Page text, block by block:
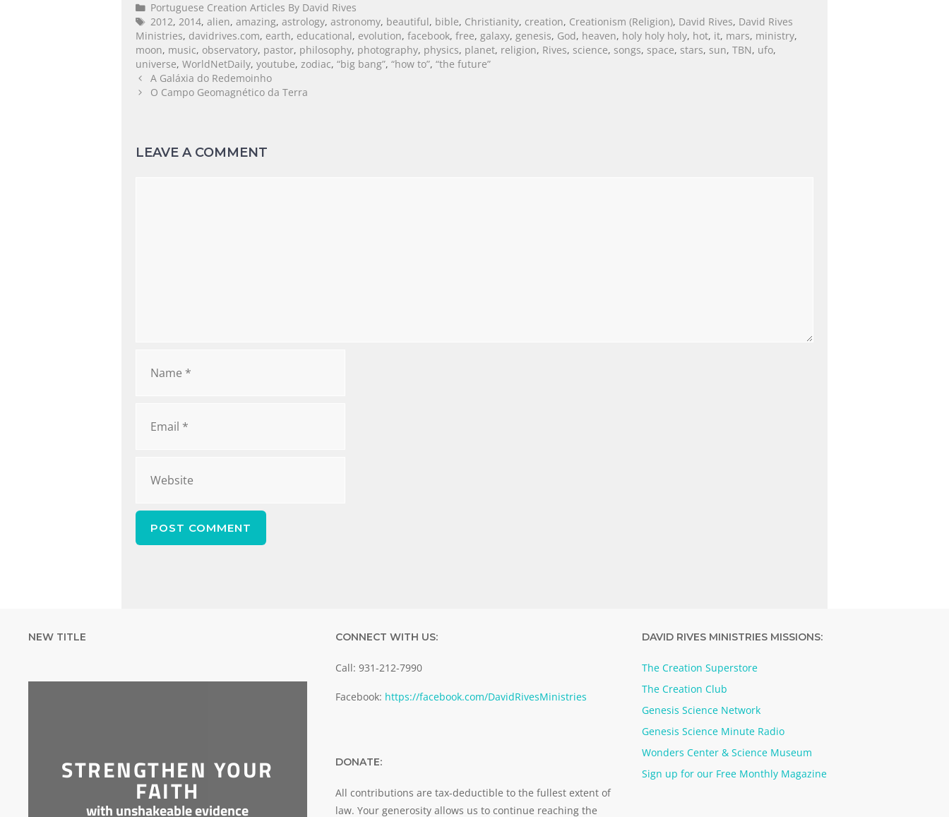
Portuguese Creation Articles By David Rives
2012,2014,alien,amazing,astrology,astronomy, beautiful, bible, Christianity, creation, Creationism (Religion), David Rives, David Rives
Ministries, davidrives.com, earth, educational, evolution, facebook, free, galaxy, genesis, God, heaven, holy holy holy, hot, it, mars, ministry,
moon, music, observatory, pastor, philosophy, photography, physics, planet, religion, Rives, science, songs, space, stars, sun, TBN, ufo,
universe, WorldNetDaily, youtube, zodiac, “big bang”, “how to”, “the future”
A Galáxia do Redemoinho
O Campo Geomagnético da Terra
LEAVE A COMMENT
NEW TITLE
STRENGTHEN YOUR
FAITH
with unshakeable evidence
CONNECT WITH US:
Call: 931-212-7990
Facebook: https://facebook.com/DavidRivesMinistries
DONATE:
All contributions are tax-deductible to the fullest extent of
law. Your generosity allows us to continue reaching the
DAVID RIVES MINISTRIES MISSIONS:
The Creation Superstore
The Creation Club
Genesis Science Network
Genesis Science Minute Radio
Wonders Center & Science Museum
Sign up for our Free Monthly Magazine